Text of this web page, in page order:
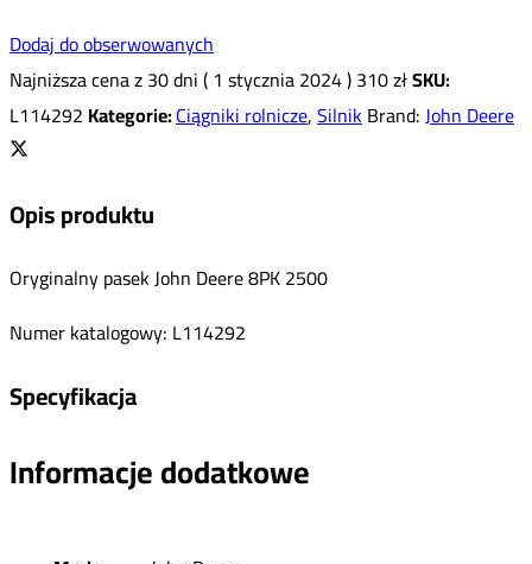
Dodaj do obserwowanych
Najniższa cena z 30 dni (1 stycznia 2024)310złSKU:
L114292 Kategorie:Ciągniki rolnicze,SilnikBrand:John Deere
Opis produktu
Oryginalny pasek John Deere 8PK 2500
Numer katalogowy: L114292
Specyfikacja
Informacje dodatkowe